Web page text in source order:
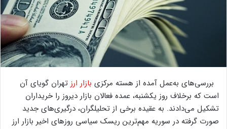
بررسی‌های به‌عمل آمده از هسته مرکزی بازار ارز تهران گویای آن
است که برخلاف روز یکشنبه، عمده فعالان بازار دیروز را خریداران
تشکیل می‌دادند. به عقیده برخی از تحلیلگران، درگیری‌های جدید
صورت گرفته در سوریه مهم‌ترین ریسک سیاسی روزهای اخیر بازار ارز